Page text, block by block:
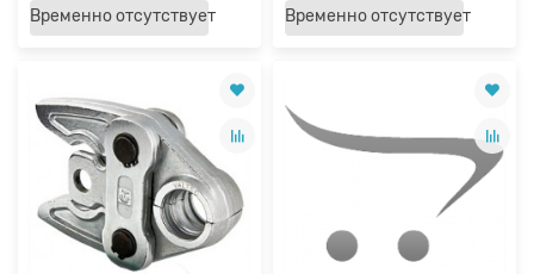
Временно отсутствует Временно отсутствует